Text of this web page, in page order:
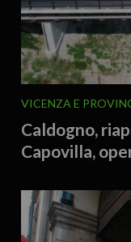
VICENZA E
Caldogno,
Capovilla,